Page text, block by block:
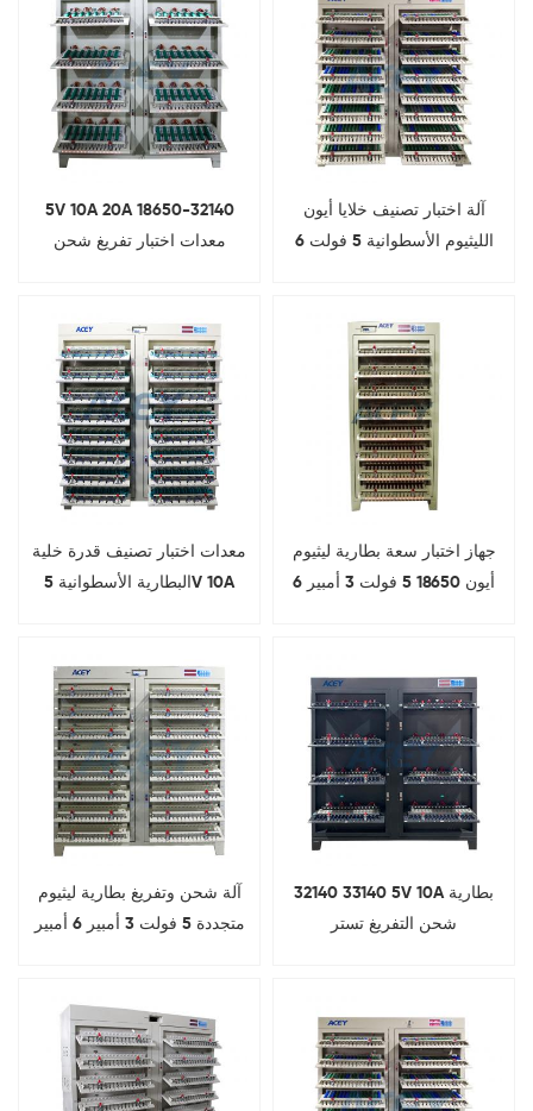
5V 10A 20A 18650-32140
معدات اختبار تفريغ شحن
آلة اختبار تصنيف خلايا أيون
الليثيوم الأسطوانية 5 فولت 6
معدات اختبار تصنيف قدرة خلية
البطارية الأسطوانية 5V 10A
جهاز اختبار سعة بطارية ليثيوم
أيون 18650 5 فولت 3 أمبير 6
آلة شحن وتفريغ بطارية ليثيوم
متجددة 5 فولت 3 أمبير 6 أمبير
32140 33140 5V 10A بطارية
شحن التفريغ تستر